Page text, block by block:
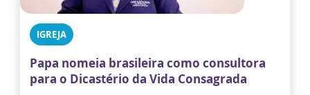
IGREJA
Papa nomeia brasileira como consultora
para o Dicastério da Vida Consagrada